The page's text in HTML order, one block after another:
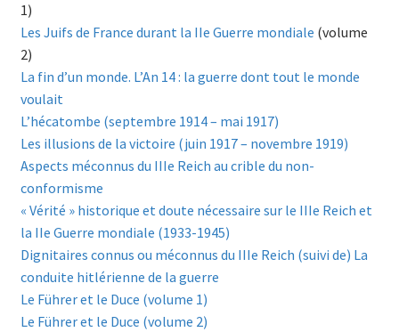
1)
Les Juifs de France durant la IIe Guerre mondiale (volume
2)
La fin d’un monde. L’An 14 : la guerre dont tout le monde
voulait
L’hécatombe (septembre 1914 – mai 1917)
Les illusions de la victoire (juin 1917 – novembre 1919)
Aspects méconnus du IIIe Reich au crible du non-
conformisme
« Vérité » historique et doute nécessaire sur le IIIe Reich et
la IIe Guerre mondiale (1933-1945)
Dignitaires connus ou méconnus du IIIe Reich (suivi de) La
conduite hitlérienne de la guerre
Le Führer et le Duce (volume 1)
Le Führer et le Duce (volume 2)